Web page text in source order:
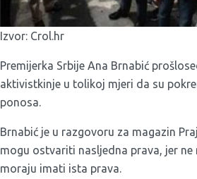
Izvor: Crol.hr
Premijerka Srbije Ana Brnabić
aktivistkinje u tolikoj mjeri da su
ponosa.
Brnabić je u razgovoru za magazin
mogu ostvariti nasljedna prava, jer
moraju imati ista prava.